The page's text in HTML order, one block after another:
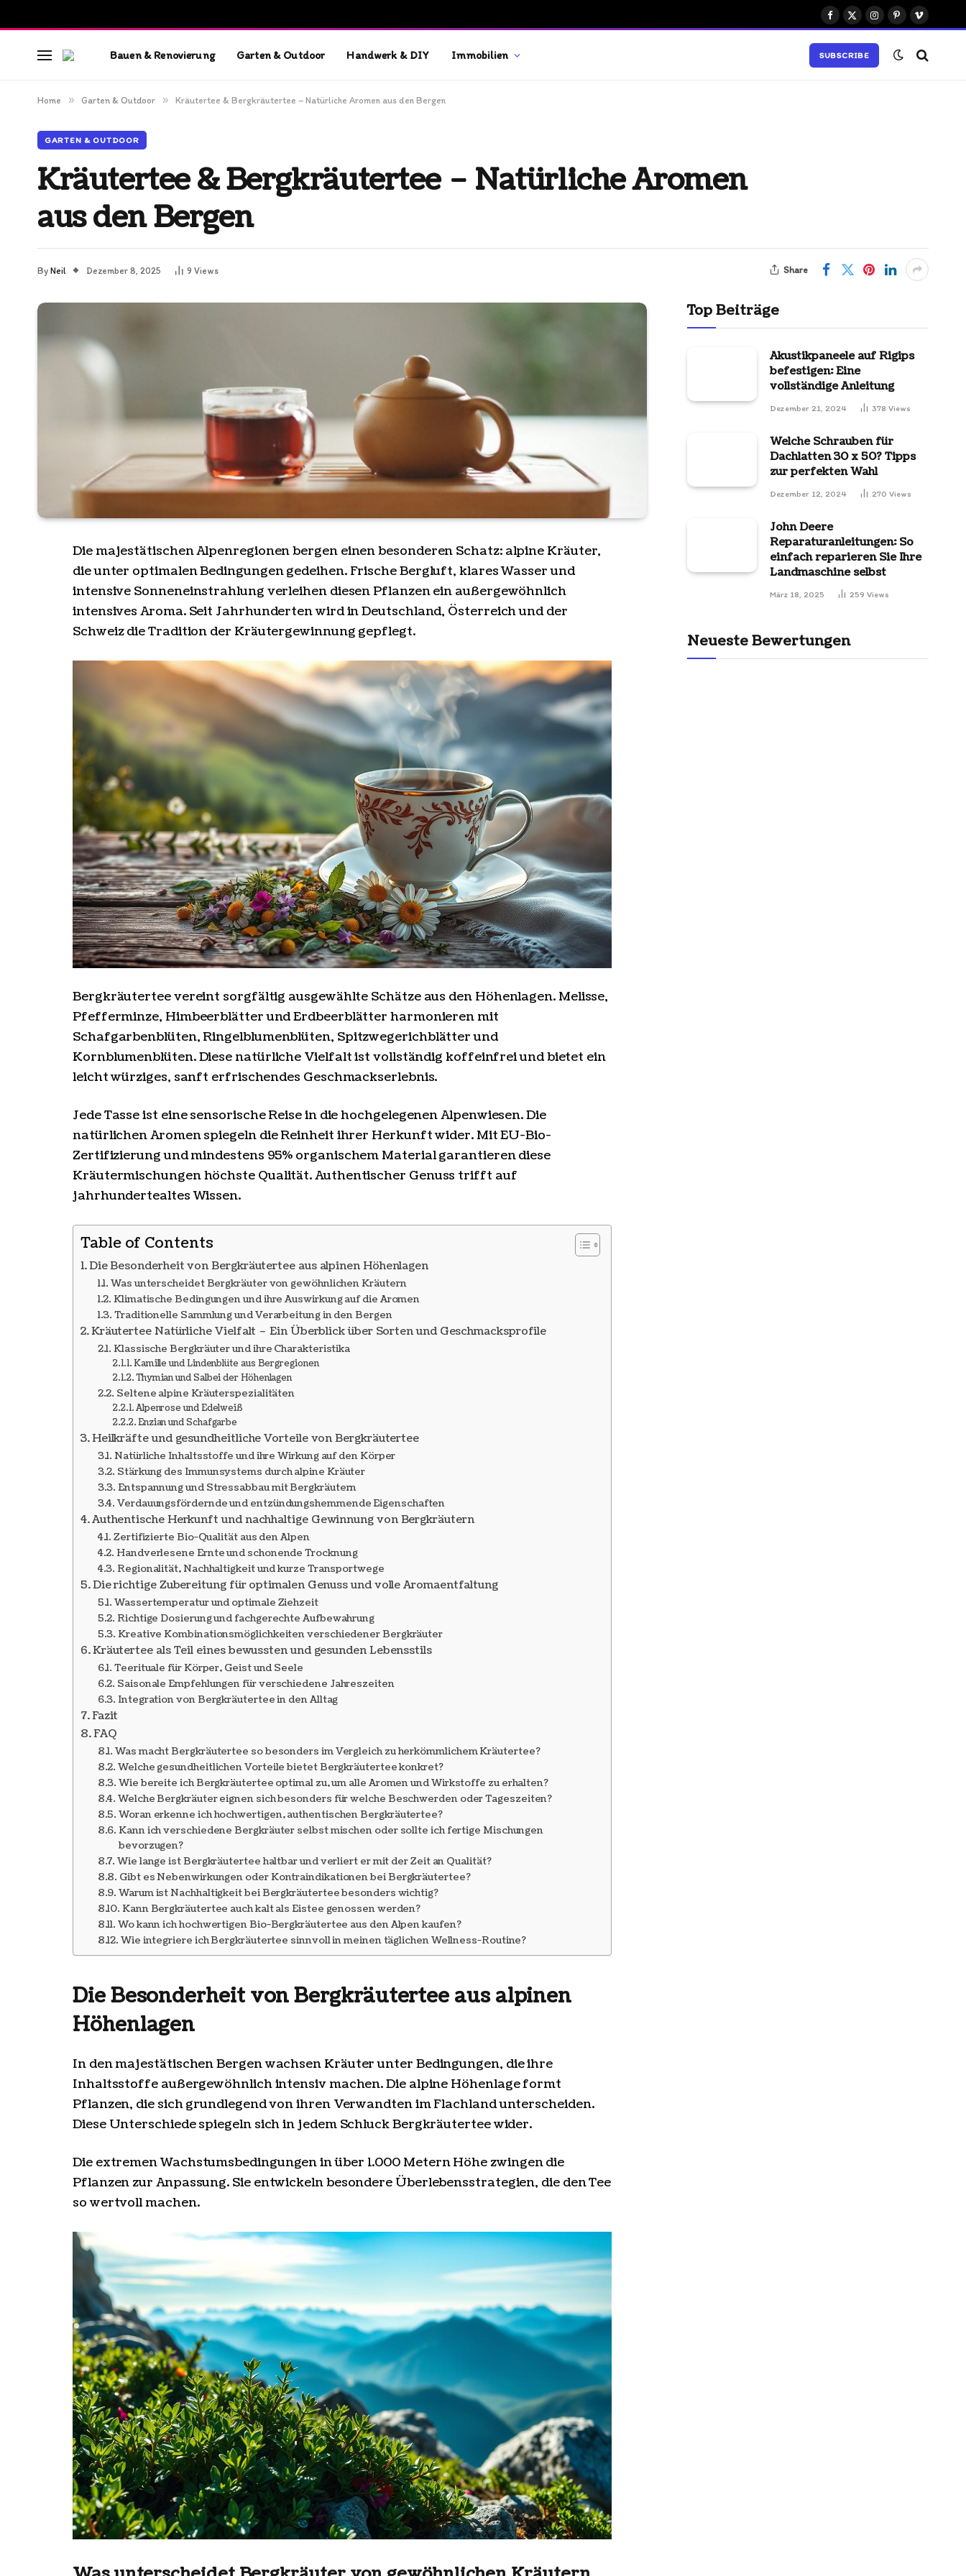
Facebook
X
Instagram
Pinterest
Vimeo
Bauen & Renovierung Garten & Outdoor Handwerk & DIY Immobilien SUBSCRIBE
Home » Garten & Outdoor » Kräutertee & Bergkräutertee – Natürliche Aromen aus den Bergen
GARTEN & OUTDOOR
Kräutertee & Bergkräutertee – Natürliche Aromen
aus den Bergen
By Neil Dezember 8, 2025 9 Views Share
Die majestätischen Alpenregionen bergen einen besonderen Schatz: alpine Kräuter,
die unter optimalen Bedingungen gedeihen. Frische Bergluft, klares Wasser und
intensive Sonneneinstrahlung verleihen diesen Pflanzen ein außergewöhnlich
intensives Aroma. Seit Jahrhunderten wird in Deutschland, Österreich und der
Schweiz die Tradition der Kräutergewinnung gepflegt.
Bergkräutertee vereint sorgfältig ausgewählte Schätze aus den Höhenlagen. Melisse,
Pfefferminze, Himbeerblätter und Erdbeerblätter harmonieren mit
Schafgarbenblüten, Ringelblumenblüten, Spitzwegerichblätter und
Kornblumenblüten. Diese natürliche Vielfalt ist vollständig koffeinfrei und bietet ein
leicht würziges, sanft erfrischendes Geschmackserlebnis.
Jede Tasse ist eine sensorische Reise in die hochgelegenen Alpenwiesen. Die
natürlichen Aromen spiegeln die Reinheit ihrer Herkunft wider. Mit EU-Bio-
Zertifizierung und mindestens 95% organischem Material garantieren diese
Kräutermischungen höchste Qualität. Authentischer Genuss trifft auf
jahrhundertealtes Wissen.
Table of Contents
Die Besonderheit von Bergkräutertee aus alpinen Höhenlagen
Was unterscheidet Bergkräuter von gewöhnlichen Kräutern
Klimatische Bedingungen und ihre Auswirkung auf die Aromen
Traditionelle Sammlung und Verarbeitung in den Bergen
Kräutertee Natürliche Vielfalt – Ein Überblick über Sorten und Geschmacksprofile
Klassische Bergkräuter und ihre Charakteristika
Kamille und Lindenblüte aus Bergregionen
Thymian und Salbei der Höhenlagen
Seltene alpine Kräuterspezialitäten
Alpenrose und Edelweiß
Enzian und Schafgarbe
Heilkräfte und gesundheitliche Vorteile von Bergkräutertee
Natürliche Inhaltsstoffe und ihre Wirkung auf den Körper
Stärkung des Immunsystems durch alpine Kräuter
Entspannung und Stressabbau mit Bergkräutern
Verdauungsfördernde und entzündungshemmende Eigenschaften
Authentische Herkunft und nachhaltige Gewinnung von Bergkräutern
Zertifizierte Bio-Qualität aus den Alpen
Handverlesene Ernte und schonende Trocknung
Regionalität, Nachhaltigkeit und kurze Transportwege
Die richtige Zubereitung für optimalen Genuss und volle Aromaentfaltung
Wassertemperatur und optimale Ziehzeit
Richtige Dosierung und fachgerechte Aufbewahrung
Kreative Kombinationsmöglichkeiten verschiedener Bergkräuter
Kräutertee als Teil eines bewussten und gesunden Lebensstils
Teerituale für Körper, Geist und Seele
Saisonale Empfehlungen für verschiedene Jahreszeiten
Integration von Bergkräutertee in den Alltag
Fazit
FAQ
Was macht Bergkräutertee so besonders im Vergleich zu herkömmlichem Kräutertee?
Welche gesundheitlichen Vorteile bietet Bergkräutertee konkret?
Wie bereite ich Bergkräutertee optimal zu, um alle Aromen und Wirkstoffe zu erhalten?
Welche Bergkräuter eignen sich besonders für welche Beschwerden oder Tageszeiten?
Woran erkenne ich hochwertigen, authentischen Bergkräutertee?
Kann ich verschiedene Bergkräuter selbst mischen oder sollte ich fertige Mischungen
bevorzugen?
Wie lange ist Bergkräutertee haltbar und verliert er mit der Zeit an Qualität?
Gibt es Nebenwirkungen oder Kontraindikationen bei Bergkräutertee?
Warum ist Nachhaltigkeit bei Bergkräutertee besonders wichtig?
Kann Bergkräutertee auch kalt als Eistee genossen werden?
Wo kann ich hochwertigen Bio-Bergkräutertee aus den Alpen kaufen?
Wie integriere ich Bergkräutertee sinnvoll in meinen täglichen Wellness-Routine?
Die Besonderheit von Bergkräutertee aus alpinen
Höhenlagen
In den majestätischen Bergen wachsen Kräuter unter Bedingungen, die ihre
Inhaltsstoffe außergewöhnlich intensiv machen. Die alpine Höhenlage formt
Pflanzen, die sich grundlegend von ihren Verwandten im Flachland unterscheiden.
Diese Unterschiede spiegeln sich in jedem Schluck Bergkräutertee wider.
Die extremen Wachstumsbedingungen in über 1.000 Metern Höhe zwingen die
Pflanzen zur Anpassung. Sie entwickeln besondere Überlebensstrategien, die den Tee
so wertvoll machen.
Top Beiträge
Akustikpaneele auf Rigips
befestigen: Eine
vollständige Anleitung
Dezember 21, 2024 378 Views
Welche Schrauben für
Dachlatten 30 x 50? Tipps
zur perfekten Wahl
Dezember 12, 2024 270 Views
John Deere
Reparaturanleitungen: So
einfach reparieren Sie Ihre
Landmaschine selbst
März 18, 2025 259 Views
Neueste Bewertungen